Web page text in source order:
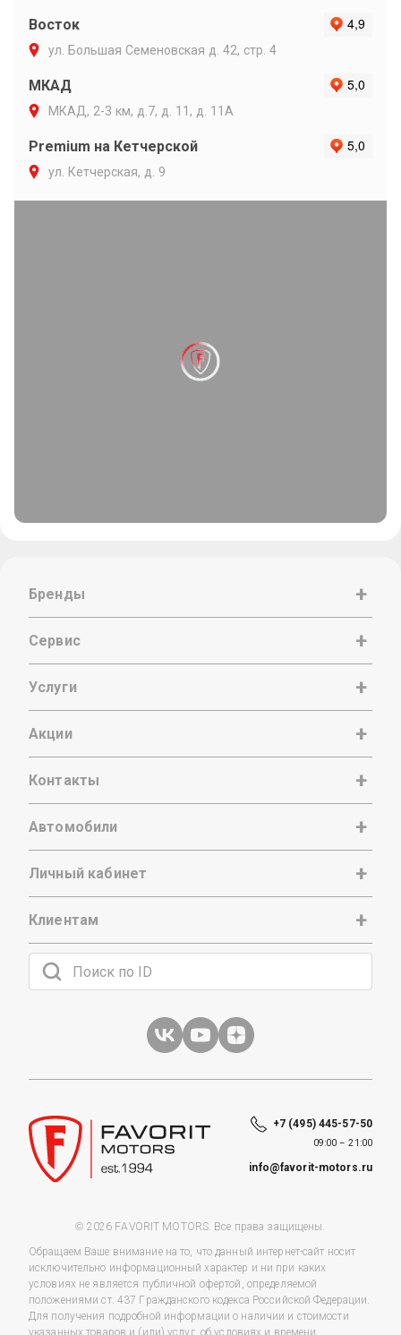
Восток
ул. Большая Семеновская д. 42, стр. 4
МКАД
МКАД, 2-3 км, д.7, д. 11, д. 11А
Premium на Кетчерской
ул. Кетчерская, д. 9
Бренды
Сервис
Услуги
Акции
Контакты
Автомобили
Личный кабинет
Клиентам
+7 (495) 445-57-50
09:00 – 21:00
info@favorit-motors.ru
© 2026 FAVORIT MOTORS. Все права защищены.
Обращаем Ваше внимание на то, что данный интернет-сайт носит
исключительно информационный характер и ни при каких
условиях не является публичной офертой, определяемой
положениями ст. 437 Гражданского кодекса Российской Федерации.
Для получения подробной информации о наличии и стоимости